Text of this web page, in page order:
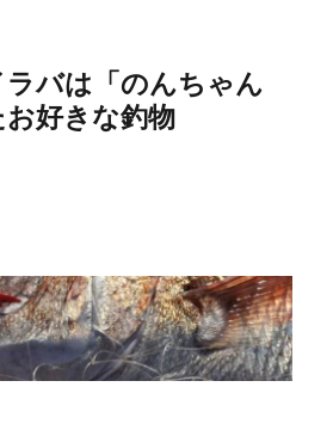
バは「のんちゃん
好きな釣物